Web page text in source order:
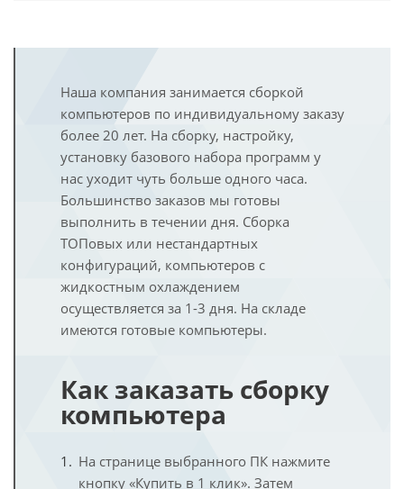
Наша компания занимается сборкой
компьютеров по индивидуальному заказу
более 20 лет. На сборку, настройку,
установку базового набора программ у
нас уходит чуть больше одного часа.
Большинство заказов мы готовы
выполнить в течении дня. Сборка
ТОПовых или нестандартных
конфигураций, компьютеров с
жидкостным охлаждением
осуществляется за 1-3 дня. На складе
имеются готовые компьютеры.
Как заказать сборку
компьютера
На странице выбранного ПК нажмите
кнопку «Купить в 1 клик». Затем